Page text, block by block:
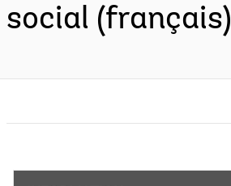
social (français)